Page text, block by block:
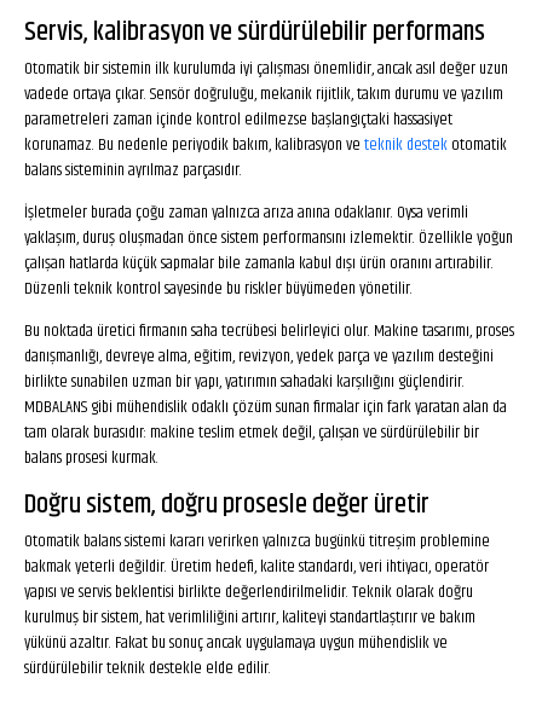
Servis, kalibrasyon ve sürdürülebilir performans
Otomatik bir sistemin ilk kurulumda iyi çalışması önemlidir, ancak asıl değer uzun
vadede ortaya çıkar. Sensör doğruluğu, mekanik rijitlik, takım durumu ve yazılım
parametreleri zaman içinde kontrol edilmezse başlangıçtaki hassasiyet
korunamaz. Bu nedenle periyodik bakım, kalibrasyon veteknik destekotomatik
balans sisteminin ayrılmaz parçasıdır.
İşletmeler burada çoğu zaman yalnızca arıza anına odaklanır. Oysa verimli
yaklaşım, duruş oluşmadan önce sistem performansını izlemektir. Özellikle yoğun
çalışan hatlarda küçük sapmalar bile zamanla kabul dışı ürün oranını artırabilir.
Düzenli teknik kontrol sayesinde bu riskler büyümeden yönetilir.
Bu noktada üretici firmanın saha tecrübesi belirleyici olur. Makine tasarımı, proses
danışmanlığı, devreye alma, eğitim, revizyon, yedek parça ve yazılım desteğini
birlikte sunabilen uzman bir yapı, yatırımın sahadaki karşılığını güçlendirir.
MDBALANS gibi mühendislik odaklı çözüm sunan firmalar için fark yaratan alan da
tam olarak burasıdır: makine teslim etmek değil, çalışan ve sürdürülebilir bir
balans prosesi kurmak.
Doğru sistem, doğru prosesle değer üretir
Otomatik balans sistemi kararı verirken yalnızca bugünkü titreşim problemine
bakmak yeterli değildir. Üretim hedefi, kalite standardı, veri ihtiyacı, operatör
yapısı ve servis beklentisi birlikte değerlendirilmelidir. Teknik olarak doğru
kurulmuş bir sistem, hat verimliliğini artırır, kaliteyi standartlaştırır ve bakım
yükünü azaltır. Fakat bu sonuç ancak uygulamaya uygun mühendislik ve
sürdürülebilir teknik destekle elde edilir.